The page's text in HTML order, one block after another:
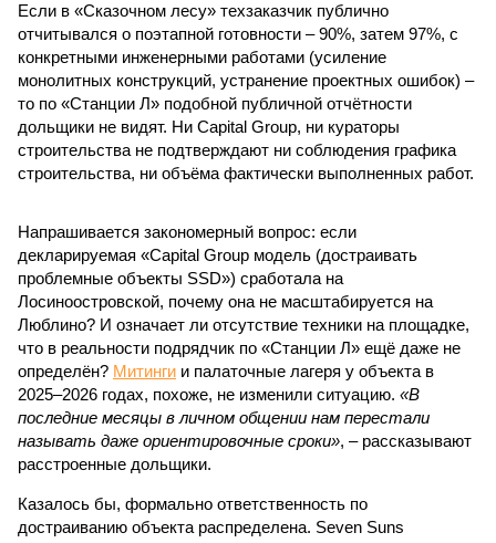
Если в «Сказочном лесу» техзаказчик публично
отчитывался о поэтапной готовности – 90%, затем 97%, с
конкретными инженерными работами (усиление
монолитных конструкций, устранение проектных ошибок) –
то по «Станции Л» подобной публичной отчётности
дольщики не видят. Ни Capital Group, ни кураторы
строительства не подтверждают ни соблюдения графика
строительства, ни объёма фактически выполненных работ.
Напрашивается закономерный вопрос: если
декларируемая «Capital Group модель (достраивать
проблемные объекты SSD») сработала на
Лосиноостровской, почему она не масштабируется на
Люблино? И означает ли отсутствие техники на площадке,
что в реальности подрядчик по «Станции Л» ещё даже не
определён? Митинги и палаточные лагеря у объекта в
2025–2026 годах, похоже, не изменили ситуацию. «В
последние месяцы в личном общении нам перестали
называть даже ориентировочные сроки», – рассказывают
расстроенные дольщики.
Казалось бы, формально ответственность по
достраиванию объекта распределена. Seven Suns